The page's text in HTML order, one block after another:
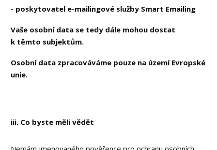
- poskytovatel e-mailingové služby Smart Emailing
Vaše osobní data se tedy dále mohou dostat
k těmto subjektům.
Osobní data zpracováváme pouze na území Evropské
unie.
iii. Co byste měli vědět